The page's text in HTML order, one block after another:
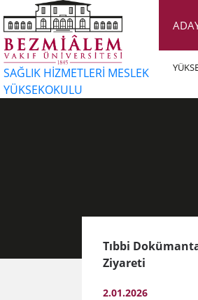
SAĞLIK HİZMETLERİ MESLEK
YÜKSEKOKULU
Tıbbi
Ziyareti
2.01.2026